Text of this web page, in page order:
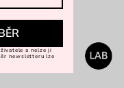
a nelze ji
newsletteru lze